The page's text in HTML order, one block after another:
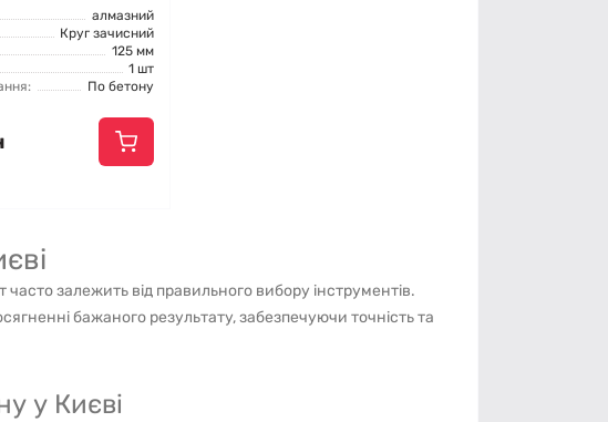
алмазний
Круг зачисний
125 мм
1 шт
По бетону
залежить від правильного вибору інструментів.
бажаного результату, забезпечуючи точність та
у Києві